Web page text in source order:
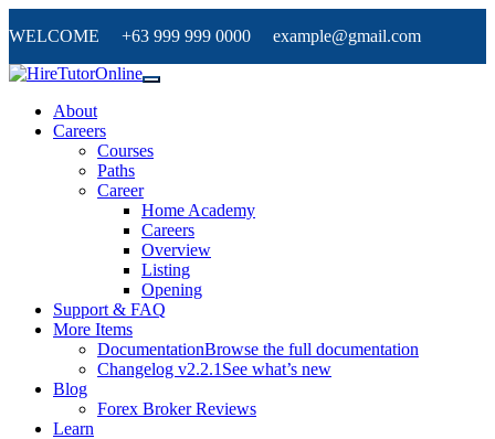
WELCOME +63 999 999 0000 example@gmail.com
About
Careers
Courses
Paths
Career
Home Academy
Careers
Overview
Listing
Opening
Support & FAQ
More Items
DocumentationBrowse the full documentation
Changelog v2.2.1 See what’s new
Blog
Forex Broker Reviews
Learn